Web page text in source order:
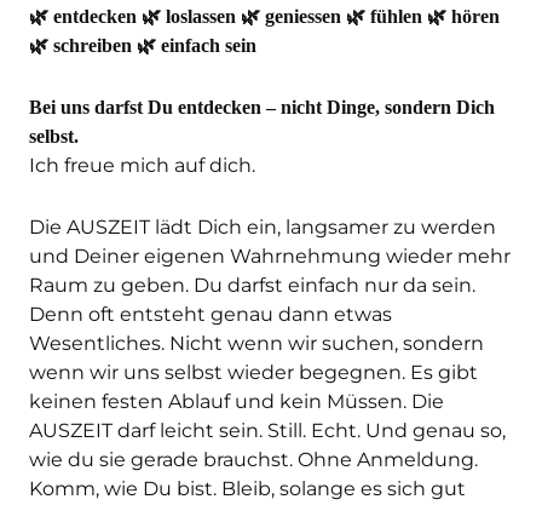
🌿 entdecken 🌿 loslassen 🌿 geniessen 🌿 fühlen 🌿 hören
🌿 schreiben 🌿 einfach sein
Bei uns darfst Du entdecken – nicht Dinge, sondern Dich
selbst.
Ich freue mich auf dich.
Die AUSZEIT lädt Dich ein, langsamer zu werden
und Deiner eigenen Wahrnehmung wieder mehr
Raum zu geben. Du darfst einfach nur da sein.
Denn oft entsteht genau dann etwas
Wesentliches. Nicht wenn wir suchen, sondern
wenn wir uns selbst wieder begegnen. Es gibt
keinen festen Ablauf und kein Müssen. Die
AUSZEIT darf leicht sein. Still. Echt. Und genau so,
wie du sie gerade brauchst. Ohne Anmeldung.
Komm, wie Du bist. Bleib, solange es sich gut